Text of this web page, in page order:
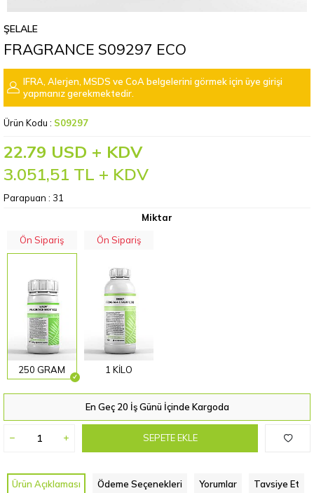
ŞELALE
FRAGRANCE S09297 ECO
IFRA, Alerjen, MSDS ve CoA belgelerini görmek için üye girişi
yapmanız gerekmektedir.
Ürün Kodu : S09297
22.79 USD + KDV
3.051,51 TL + KDV
Parapuan : 31
Miktar
Ön Sipariş
250 GRAM
Ön Sipariş
1 KİLO
En Geç 20 İş Günü İçinde Kargoda
SEPETE EKLE
Ürün Açıklaması Ödeme Seçenekleri Yorumlar Tavsiye Et